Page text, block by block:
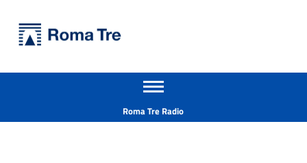
Apri il menu secondario
Roma Tre Radio